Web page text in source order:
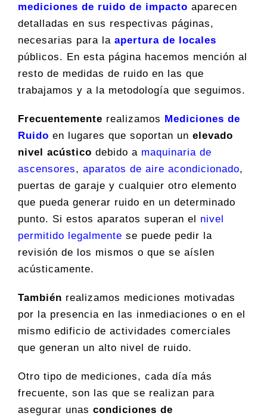
mediciones de ruido de impacto aparecen
detalladas en sus respectivas páginas,
necesarias para la apertura de locales
públicos. En esta página hacemos mención al
resto de medidas de ruido en las que
trabajamos y a la metodología que seguimos.
Frecuentemente realizamos Mediciones de
Ruido en lugares que soportan un elevado
nivel acústico debido a maquinaria de
ascensores, aparatos de aire acondicionado,
puertas de garaje y cualquier otro elemento
que pueda generar ruido en un determinado
punto. Si estos aparatos superan el nivel
permitido legalmente se puede pedir la
revisión de los mismos o que se aíslen
acústicamente.
También realizamos mediciones motivadas
por la presencia en las inmediaciones o en el
mismo edificio de actividades comerciales
que generan un alto nivel de ruido.
Otro tipo de mediciones, cada día más
frecuente, son las que se realizan para
asegurar unas condiciones de